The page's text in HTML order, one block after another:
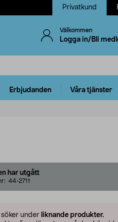
Privatkund
Välkommen
Logga in/Bli
Erbjudanden Våra tjänster
har utgått
44-2711
under liknande produkter.